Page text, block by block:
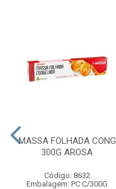
MASSA FOLHADA CONG
300G AROSA
Código: 8632
Embalagem: PC C/300G